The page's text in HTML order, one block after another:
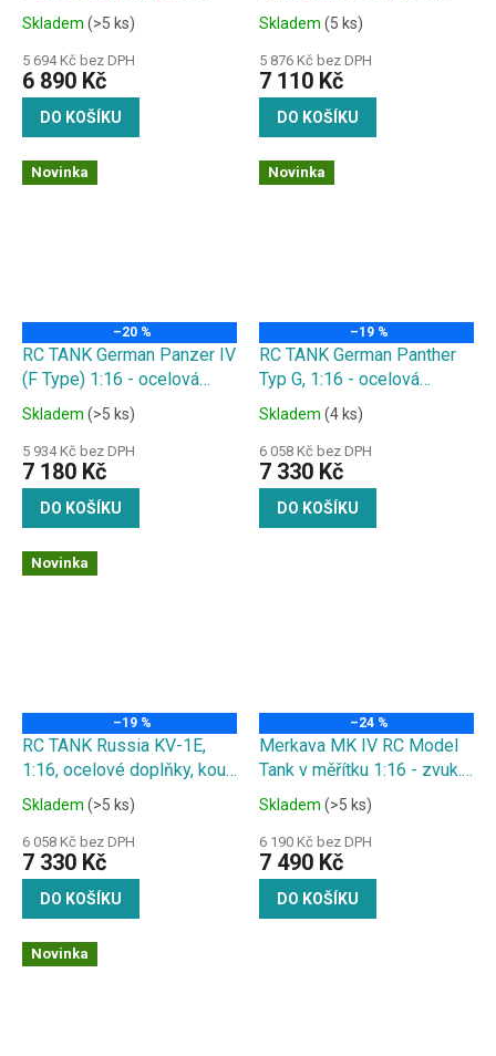
Ausf 1:16 - ocelová
převodovka, kovové kyvné
rameno, zvuk. a kouř.
efekty, střílí kuličky
Skladem (>5 ks)
5 694 Kč bez DPH
6 890 Kč
DO KOŠÍKU
Ausf 1:16 - ocelová
převodovka, kovové kyvné
rameno/ pásy/ kryt/ hnací a
napínací kola, zvuk. a kouř.
efekty, střílí kuličky
Skladem (5 ks)
5 876 Kč bez DPH
7 110 Kč
DO KOŠÍKU
Novinka
–20 %
RC TANK German Panzer IV
(F Type) 1:16 - ocelová
převodovka, kovový kryt/
pásy/ kola, zvuk. a kouř.
efekty, střílí kuličky
Skladem (>5 ks)
5 934 Kč bez DPH
7 180 Kč
DO KOŠÍKU
Novinka
–19 %
RC TANK German Panther
Typ G, 1:16 - ocelová
převodovka, Kovové
pásy/kyvné rameno/ hnací
a napínací kola/ kryt , kouř.
a zvuk. efekty, střílí kuličky
Skladem (4 ks)
6 058 Kč bez DPH
7 330 Kč
DO KOŠÍKU
Novinka
–19 %
RC TANK Russia KV-1E,
1:16, ocelové doplňky, kouř.
Skladem (>5 ks)
6 058 Kč bez DPH
7 330 Kč
DO KOŠÍKU
–24 %
Merkava MK IV RC Model
Tank v měřítku 1:16 - zvuk.
a kouř. efekty, střílí kuličky
Skladem (>5 ks)
6 190 Kč bez DPH
7 490 Kč
DO KOŠÍKU
Novinka